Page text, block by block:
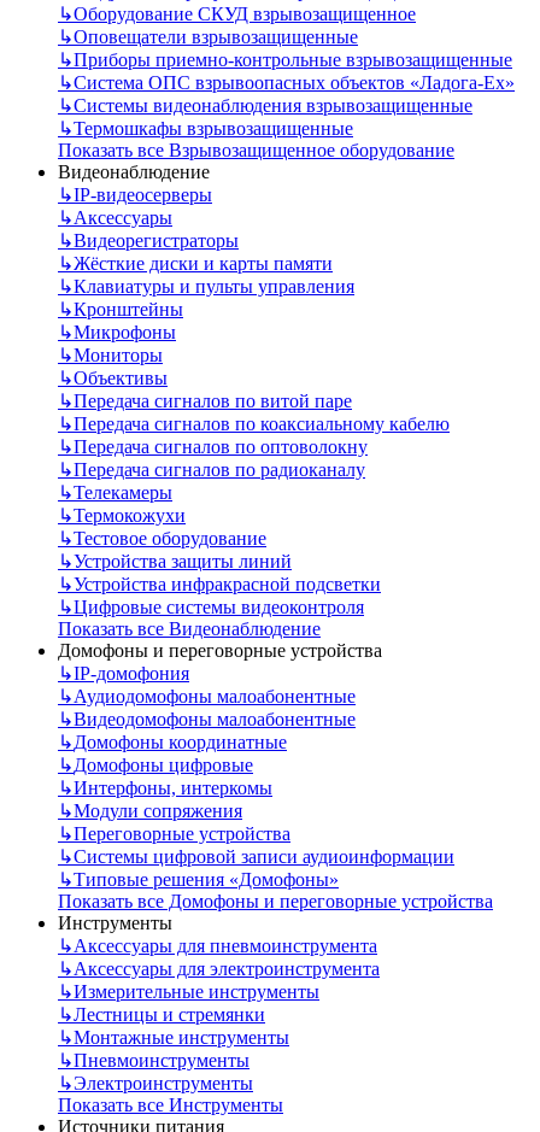
↳Оборудование СКУД взрывозащищенное
↳Оповещатели взрывозащищенные
↳Приборы приемно-контрольные взрывозащищенные
↳Система ОПС взрывоопасных объектов «Ладога-Ex»
↳Системы видеонаблюдения взрывозащищенные
↳Термошкафы взрывозащищенные
Показать все Взрывозащищенное оборудование
Видеонаблюдение
↳IP-видеосерверы
↳Аксессуары
↳Видеорегистраторы
↳Жёсткие диски и карты памяти
↳Клавиатуры и пульты управления
↳Кронштейны
↳Микрофоны
↳Мониторы
↳Объективы
↳Передача сигналов по витой паре
↳Передача сигналов по коаксиальному кабелю
↳Передача сигналов по оптоволокну
↳Передача сигналов по радиоканалу
↳Телекамеры
↳Термокожухи
↳Тестовое оборудование
↳Устройства защиты линий
↳Устройства инфракрасной подсветки
↳Цифровые системы видеоконтроля
Показать все Видеонаблюдение
Домофоны и переговорные устройства
↳IP-домофония
↳Аудиодомофоны малоабонентные
↳Видеодомофоны малоабонентные
↳Домофоны координатные
↳Домофоны цифровые
↳Интерфоны, интеркомы
↳Модули сопряжения
↳Переговорные устройства
↳Системы цифровой записи аудиоинформации
↳Типовые решения «Домофоны»
Показать все Домофоны и переговорные устройства
Инструменты
↳Аксессуары для пневмоинструмента
↳Аксессуары для электроинструмента
↳Измерительные инструменты
↳Лестницы и стремянки
↳Монтажные инструменты
↳Пневмоинструменты
↳Электроинструменты
Показать все Инструменты
Источники питания